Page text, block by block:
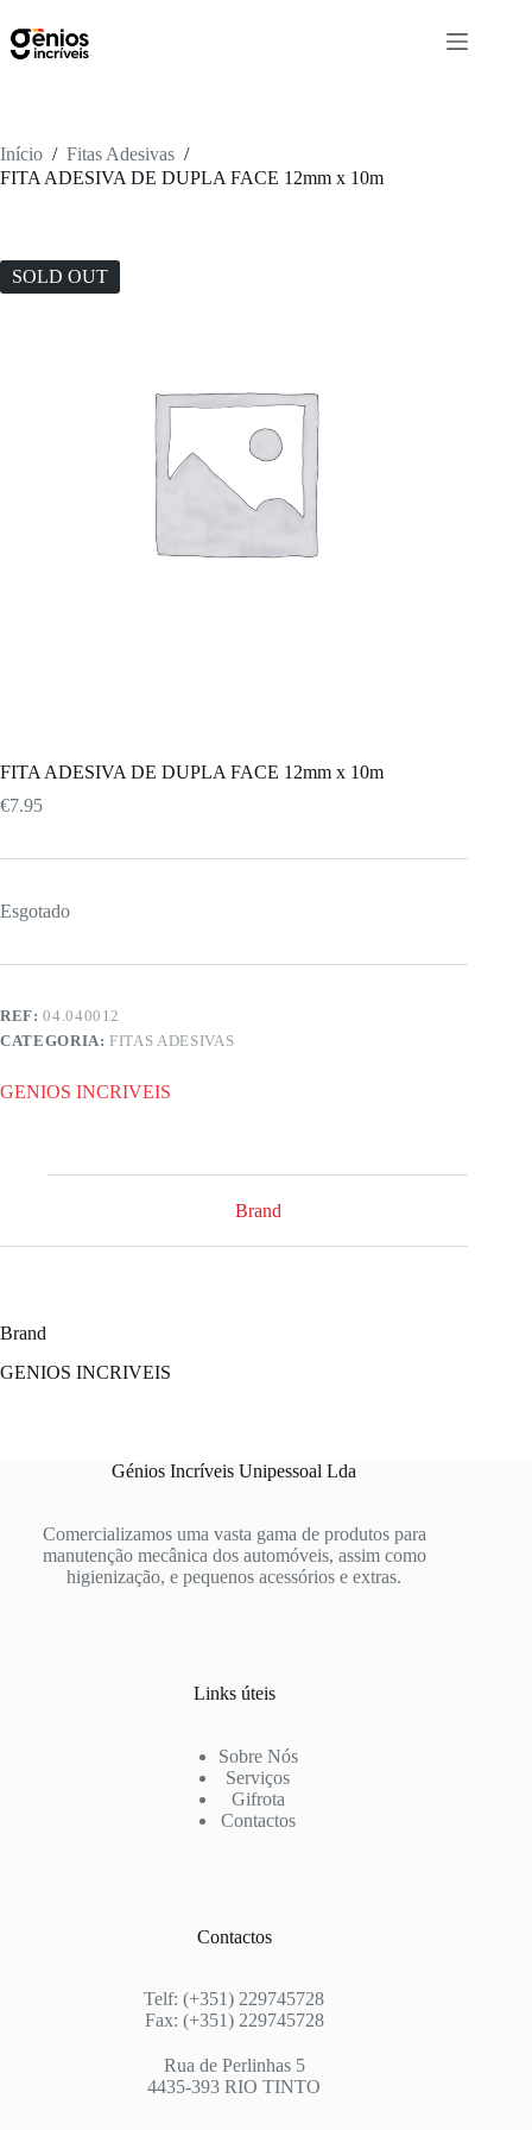
Início / Fitas Adesivas /
FITA ADESIVA DE DUPLA FACE 12mm x 10m
SOLD OUT
FITA ADESIVA DE DUPLA FACE 12mm x 10m
€7.95
Esgotado
REF:04.040012
CATEGORIA:FITAS ADESIVAS
GENIOS INCRIVEIS
Brand
Brand
GENIOS INCRIVEIS
Génios Incríveis Unipessoal Lda
Comercializamos uma vasta gama de produtos para
manutenção mecânica dos automóveis, assim como
higienização, e pequenos acessórios e extras.
Links úteis
Sobre Nós
Serviços
Gifrota
Contactos
Contactos
Telf: (+351) 229745728
Fax: (+351) 229745728
Rua de Perlinhas 5
4435-393 RIO TINTO